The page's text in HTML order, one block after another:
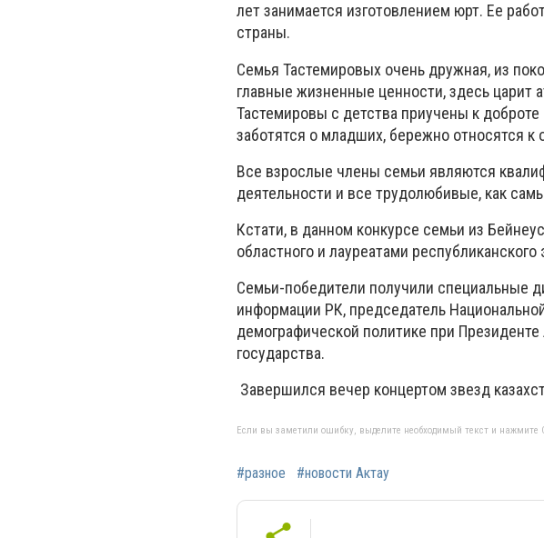
лет занимается изготовлением юрт. Ее
страны.
Семья Тастемировых очень дружная, из
главные жизненные ценности, здесь
Тастемировы с детства приучены к
заботятся о младших, бережно относятся
Все взрослые члены семьи являются
деятельности и все трудолюбивые, как
Кстати, в данном конкурсе семьи из
областного и лауреатами республиканского
Семьи-победители получили специальные
информации РК, председатель
демографической политике при
государства.
Завершился вечер концертом звезд
Если вы заметили ошибку, выделите необходимый текст и нажмите
#разное #новости Актау